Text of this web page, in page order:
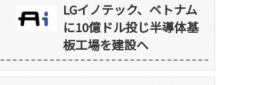
LGイノテック、ベトナム
に10億ドル投じ半導体基
板工場を建設へ